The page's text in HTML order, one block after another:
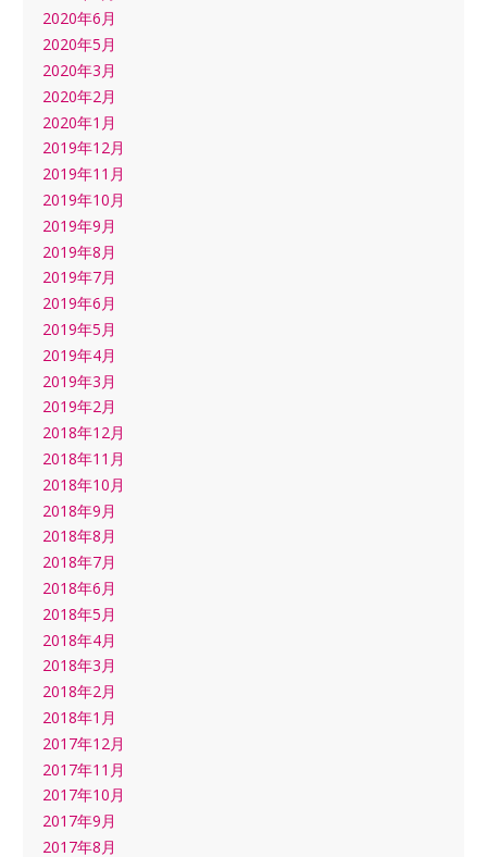
2020年6月
2020年5月
2020年3月
2020年2月
2020年1月
2019年12月
2019年11月
2019年10月
2019年9月
2019年8月
2019年7月
2019年6月
2019年5月
2019年4月
2019年3月
2019年2月
2018年12月
2018年11月
2018年10月
2018年9月
2018年8月
2018年7月
2018年6月
2018年5月
2018年4月
2018年3月
2018年2月
2018年1月
2017年12月
2017年11月
2017年10月
2017年9月
2017年8月